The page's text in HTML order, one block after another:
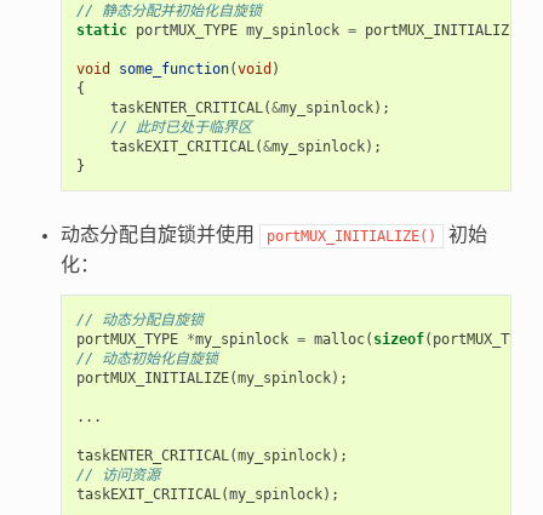
// 静态分配并初始化自旋锁
static portMUX_TYPE my_spinlock =
void some_function(void )
{
taskENTER_CRITICAL(&my_spinlock);
// 此时已处于临界区
taskEXIT_CRITICAL(&my_spinlock);
}
动态分配自旋锁并使用 portMUX_INITIALIZE()
初始
化：
// 动态分配自旋锁
portMUX_TYPE *my_spinlock = malloc( sizeof( portMUX_TYPE
// 动态初始化自旋锁
portMUX_INITIALIZE(my_spinlock);
...
taskENTER_CRITICAL(my_spinlock);
// 访问资源
taskEXIT_CRITICAL(my_spinlock);